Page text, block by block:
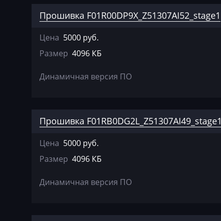
Bajaj
Bauer
Bentley
BMW
BobCat
Bomag
Прошивка F01R00DP9X_Z51307AI52_stage1
Цена 5000 руб.
Размер 4096 КБ
Динамичная версия ПО
Прошивка F01RB0DG2L_Z51307AI49_stage1
Цена 5000 руб.
Размер 4096 КБ
Динамичная версия ПО